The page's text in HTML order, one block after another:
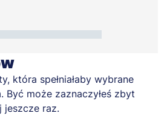
która spełniałaby wybrane
Być może zaznaczyłeś zbyt
jeszcze raz.